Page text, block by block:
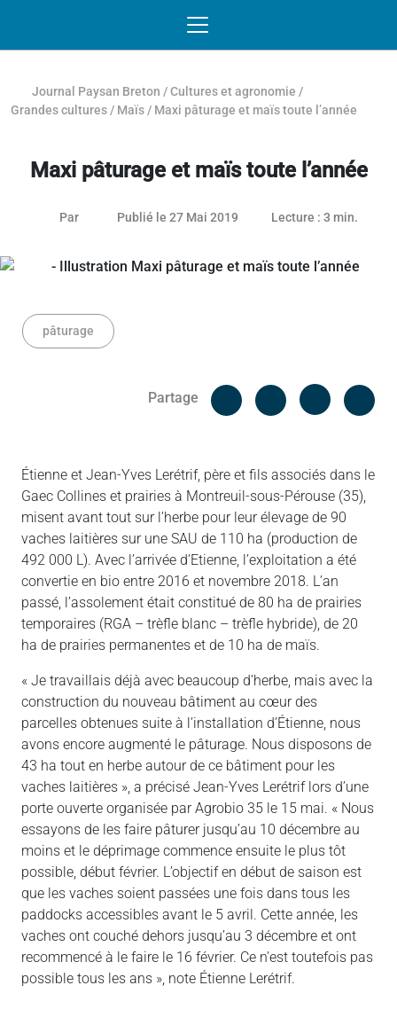
Journal Paysan Breton /Cultures et agronomie /
Grandes cultures / Maïs / Maxi pâturage et maïs toute l’année
Maxi pâturage et maïs toute l’année
Par Publié le 27 Mai 201926 janvier 2021
Lecture : 3 min.
pâturage
Partage
Facebook
Étienne et Jean-Yves Lerétrif, père et fils associés dans le
Gaec Collines et prairies à Montreuil-sous-Pérouse (35),
misent avant tout sur l’herbe pour leur élevage de 90
vaches laitières sur une SAU de 110 ha (production de
492 000 L). Avec l’arrivée d’Etienne, l’exploitation a été
convertie en bio entre 2016 et novembre 2018. L’an
passé, l’assolement était constitué de 80 ha de prairies
temporaires (RGA – trèfle blanc – trèfle hybride), de 20
ha de prairies permanentes et de 10 ha de maïs.
« Je travaillais déjà avec beaucoup d’herbe, mais avec la
construction du nouveau bâtiment au cœur des
parcelles obtenues suite à l’installation d’Étienne, nous
avons encore augmenté le pâturage. Nous disposons de
43 ha tout en herbe autour de ce bâtiment pour les
vaches laitières », a précisé Jean-Yves Lerétrif lors d’une
porte ouverte organisée par Agrobio 35 le 15 mai. « Nous
essayons de les faire pâturer jusqu’au 10 décembre au
moins et le déprimage commence ensuite le plus tôt
possible, début février. L’objectif en début de saison est
que les vaches soient passées une fois dans tous les
paddocks accessibles avant le 5 avril. Cette année, les
vaches ont couché dehors jusqu’au 3 décembre et ont
recommencé à le faire le 16 février. Ce n’est toutefois pas
possible tous les ans », note Étienne Lerétrif.